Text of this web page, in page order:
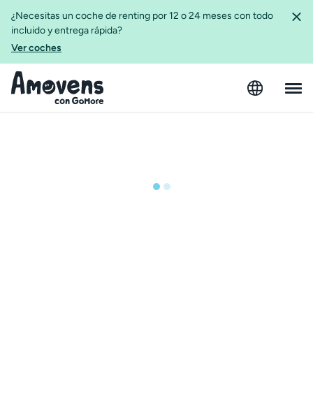
¿Necesitas un coche de renting por 12 o 24 meses con todo
incluido y entrega rápida?
Ver coches